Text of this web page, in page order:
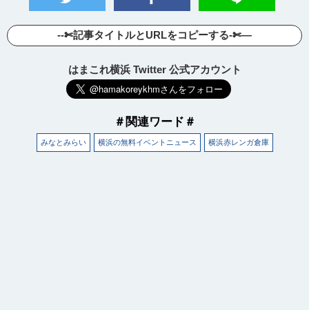
--✄記事タイトルとURLをコピーする-✄—
はまこれ横浜 Twitter 公式アカウント
＃関連ワード＃
みなとみらい 横浜の無料イベントニュース 横浜赤レンガ倉庫